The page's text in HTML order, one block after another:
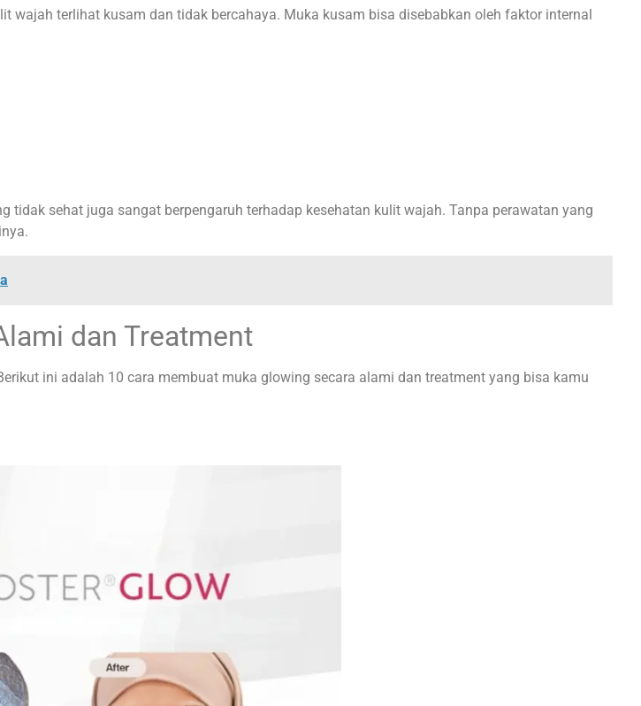
terlihat kusam dan tidak bercahaya. Muka kusam bisa disebabkan oleh faktor internal
sehat juga sangat berpengaruh terhadap kesehatan kulit wajah. Tanpa perawatan yang
dan Treatment
ini adalah 10 cara membuat muka glowing secara alami dan treatment yang bisa kamu